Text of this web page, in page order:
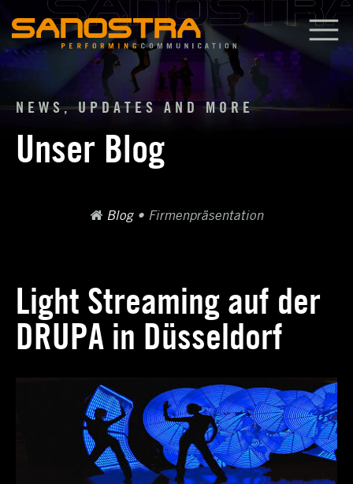
Inhalt
springen
NEWS, UPDATES AND MORE
Unser Blog
Blog • Firmenpräsentation
Schlagwortarchiv:
Firmenpräsentation
Light Streaming auf der
DRUPA in Düsseldorf